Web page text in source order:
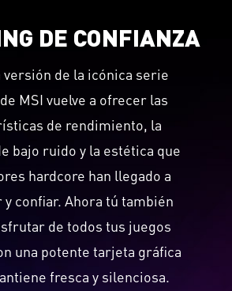
DE CONFIANZA
versión de la icónica serie
MSI vuelve a ofrecer las
de rendimiento, la
bajo ruido y la estética que
hardcore han llegado a
confiar. Ahora tú también
de todos tus juegos
una potente tarjeta gráfica
fresca y silenciosa.